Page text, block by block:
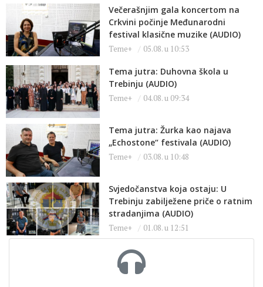
Večerašnjim gala koncertom na
Crkvini počinje Međunarodni
festival klasične muzike (AUDIO)
Teme+ 05.08. u 10:53
Tema jutra: Duhovna škola u
Trebinju (AUDIO)
Teme+ 04.08. u 09:34
Tema jutra: Žurka kao najava
„Echostone“ festivala (AUDIO)
Teme+ 03.08. u 10:48
Svjedočanstva koja ostaju: U
Trebinju zabilježene priče o ratnim
stradanjima (AUDIO)
Teme+ 01.08. u 12:51